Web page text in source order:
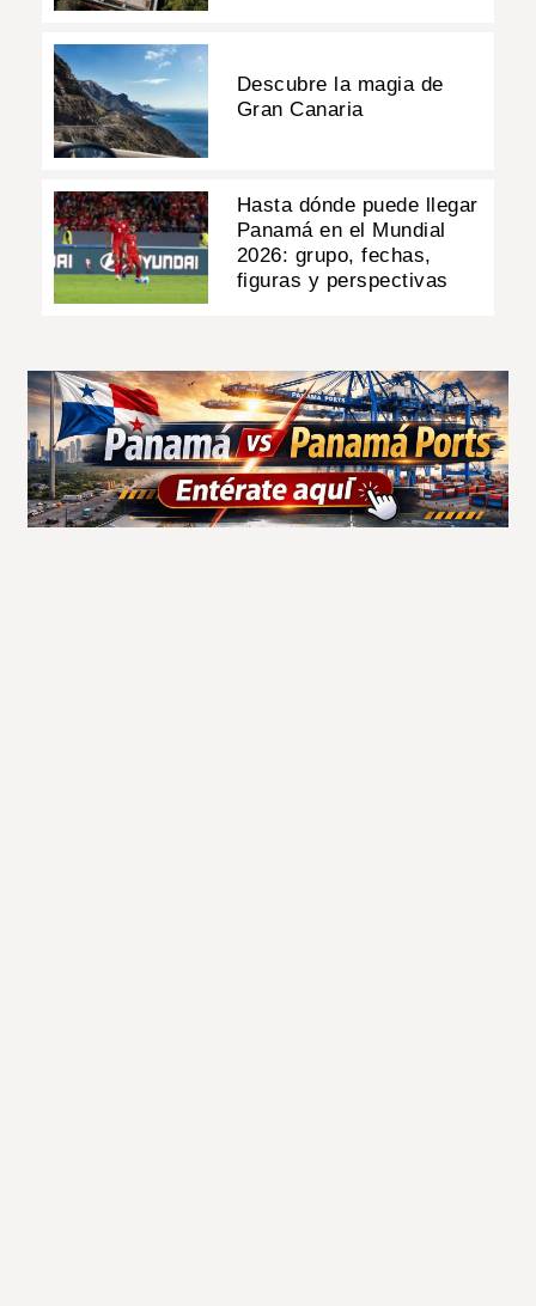
Descubre la magia de
Gran Canaria
Hasta dónde puede llegar
Panamá en el Mundial
2026: grupo, fechas,
figuras y perspectivas